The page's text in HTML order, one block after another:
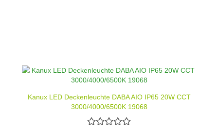
Kanux LED Deckenleuchte DABA AIO IP65 20W CCT
3000/4000/6500K 19068